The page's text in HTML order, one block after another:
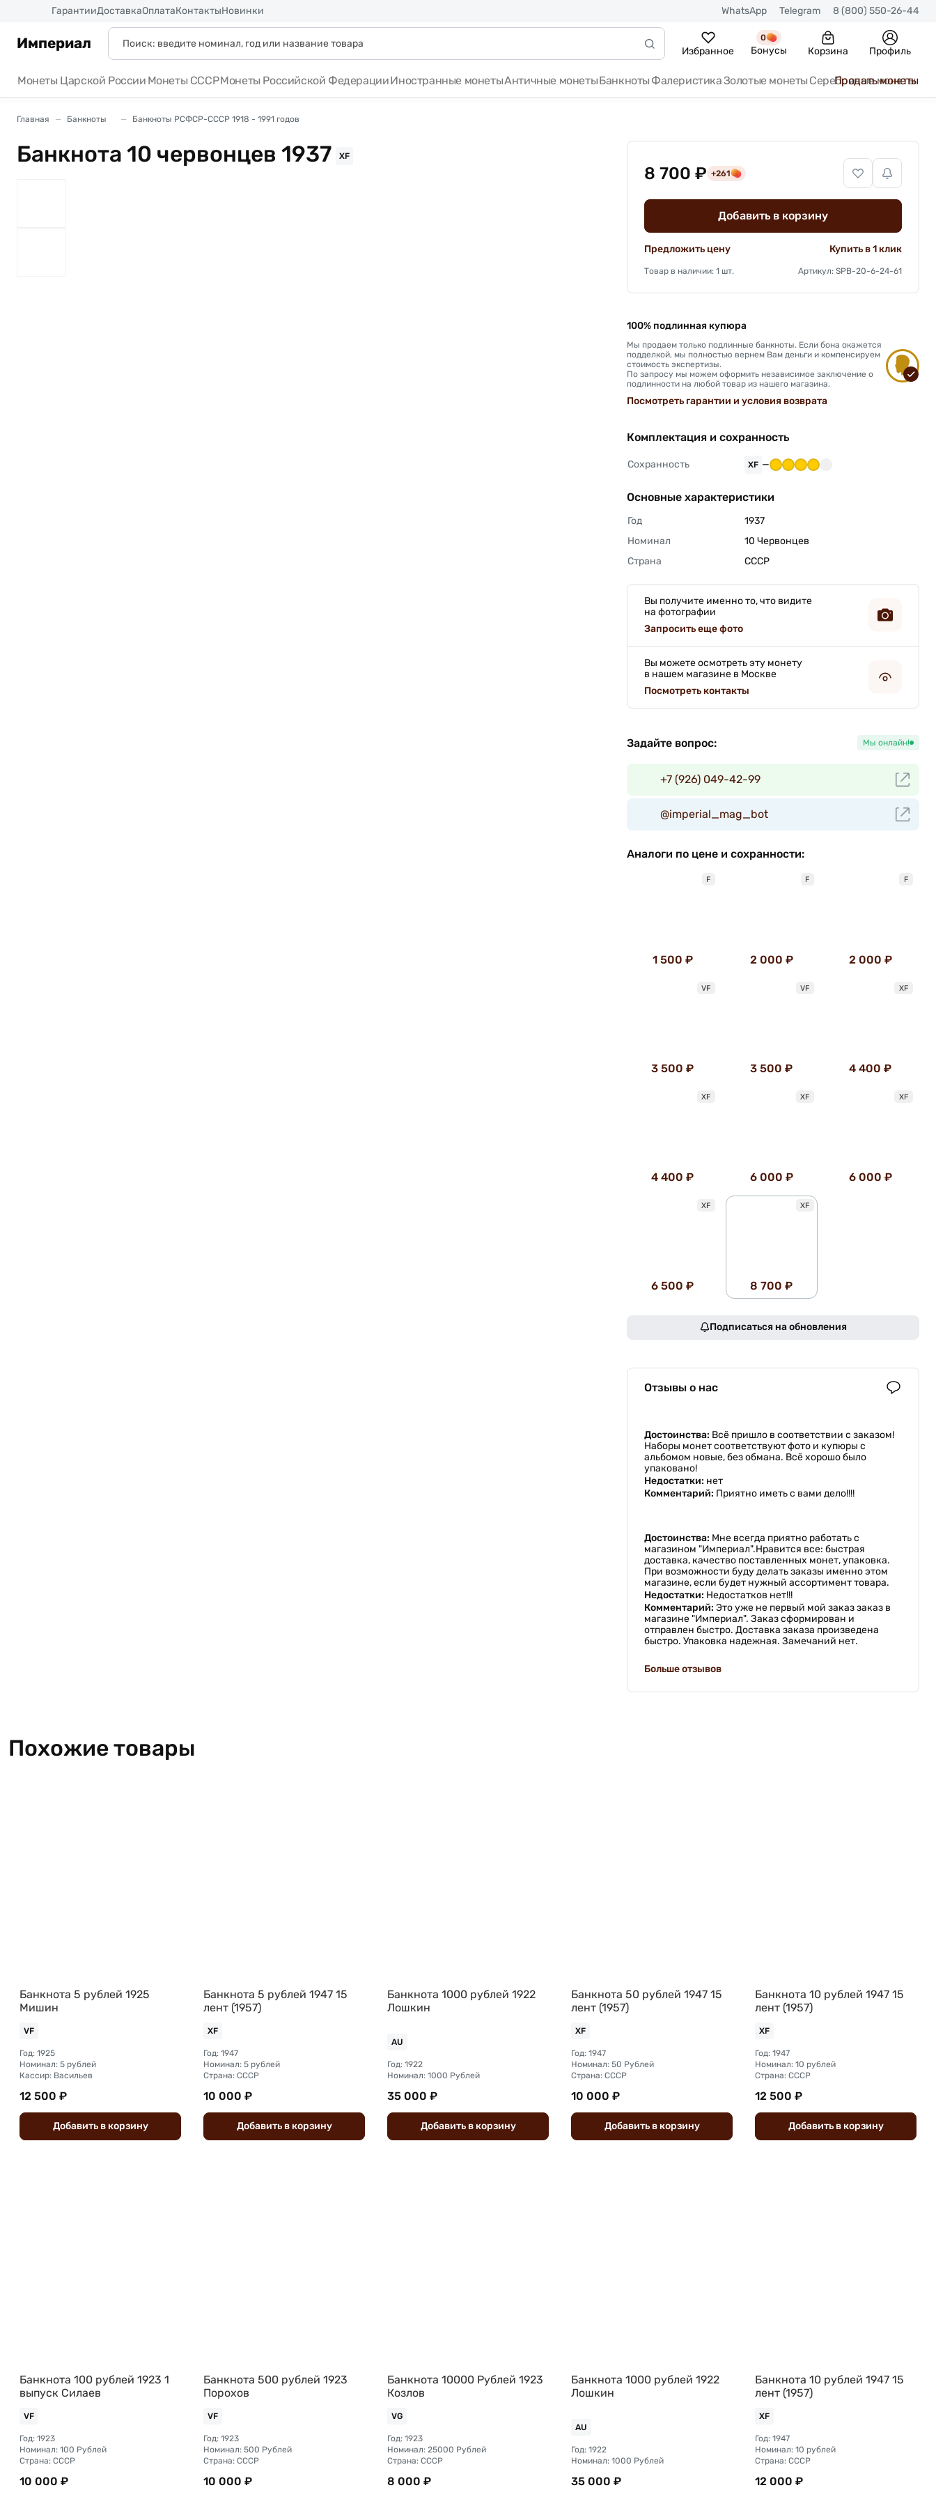
ГарантииДоставкаОплатаКонтактыНовинки WhatsApp Telegram 8 (800) 550-26-44
Империал Избранное
0
Бонусы Корзина Профиль
Монеты Царской России Монеты СССРМонеты Российской ФедерацииИностранные монетыАнтичные монетыБанкноты ФалеристикаЗолотые монеты Серебряные монеты
Продать монеты
Главная Банкноты Банкноты РСФСР-СССР 1918 - 1991 годов
Банкнота 10 червонцев 1937 XF
8 700 ₽ +261
Добавить в корзину
Предложить цену Купить в 1 клик
Товар в наличии: 1 шт. Артикул: SPB-20-6-24-61
100% подлинная купюра
Мы продаем только подлинные банкноты. Если бона окажется
подделкой, мы полностью вернем Вам деньги и компенсируем
стоимость экспертизы.
По запросу мы можем оформить независимое заключение о
подлинности на любой товар из нашего магазина.
Посмотреть гарантии и условия возврата
Комплектация и сохранность
Сохранность XF —
Основные характеристики
Год
1937
Номинал
10 Червонцев
Страна
СССР
Вы получите именно то, что видите
на фотографии
Запросить еще фото
Вы можете осмотреть эту монету
в нашем магазине в Москве
Посмотреть контакты
Задайте вопрос: Мы онлайн!
+7 (926) 049-42-99
@imperial_mag_bot
Аналоги по цене и сохранности:
F
1 500 ₽
F
2 000 ₽
F
2 000 ₽
VF
3 500 ₽
VF
3 500 ₽
XF
4 400 ₽
XF
4 400 ₽
XF
6 000 ₽
XF
6 000 ₽
XF
6 500 ₽
XF
8 700 ₽
Подписаться на обновления
Отзывы о нас
Достоинства: Всё пришло в соответствии с заказом!
Наборы монет соответствуют фото и купюры с
альбомом новые, без обмана. Всё хорошо было
упаковано!
Недостатки: нет
Комментарий: Приятно иметь с вами дело!!!!
Достоинства: Мне всегда приятно работать с
магазином "Империал".Нравится все: быстрая
доставка, качество поставленных монет, упаковка.
При возможности буду делать заказы именно этом
магазине, если будет нужный ассортимент товара.
Недостатки: Недостатков нет!!!
Комментарий: Это уже не первый мой заказ заказ в
магазине "Империал". Заказ сформирован и
отправлен быстро. Доставка заказа произведена
быстро. Упаковка надежная. Замечаний нет.
Больше отзывов
Похожие товары
Банкнота 5 рублей 1925
Мишин
VF
Год: 1925
Номинал: 5 рублей
Кассир: Васильев
12 500 ₽
Добавить вкорзину
Банкнота 5 рублей 1947 15
лент (1957)
XF
Год: 1947
Номинал: 5 рублей
Страна: СССР
10 000 ₽
Добавить вкорзину
Банкнота 1000 рублей 1922
Лошкин
AU
Год: 1922
Номинал: 1000 Рублей
35 000 ₽
Добавить вкорзину
Банкнота 50 рублей 1947 15
лент (1957)
XF
Год: 1947
Номинал: 50 Рублей
Страна: СССР
10 000 ₽
Добавить вкорзину
Банкнота 10 рублей 1947 15
лент (1957)
XF
Год: 1947
Номинал: 10 рублей
Страна: СССР
12 500 ₽
Добавить вкорзину
Банкнота 100 рублей 1923 1
выпуск Силаев
VF
Год: 1923
Номинал: 100 Рублей
Страна: СССР
10 000 ₽
Банкнота 500 рублей 1923
Порохов
VF
Год: 1923
Номинал: 500 Рублей
Страна: СССР
10 000 ₽
Банкнота 10000 Рублей 1923
Козлов
VG
Год: 1923
Номинал: 25000 Рублей
Страна: СССР
8 000 ₽
Банкнота 1000 рублей 1922
Лошкин
AU
Год: 1922
Номинал: 1000 Рублей
35 000 ₽
Банкнота 10 рублей 1947 15
лент (1957)
XF
Год: 1947
Номинал: 10 рублей
Страна: СССР
12 000 ₽